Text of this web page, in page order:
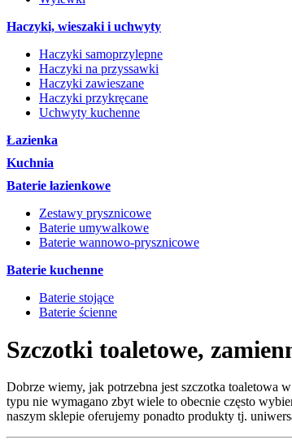
Haczyki, wieszaki i uchwyty
Haczyki samoprzylepne
Haczyki na przyssawki
Haczyki zawieszane
Haczyki przykręcane
Uchwyty kuchenne
Łazienka
Kuchnia
Baterie łazienkowe
Zestawy prysznicowe
Baterie umywalkowe
Baterie wannowo-prysznicowe
Baterie kuchenne
Baterie stojące
Baterie ścienne
Szczotki toaletowe,
Dobrze wiemy, jak potrzebna jest szczotka toaletowa
typu nie wymagano zbyt wiele to obecnie często
naszym sklepie oferujemy ponadto produkty tj.